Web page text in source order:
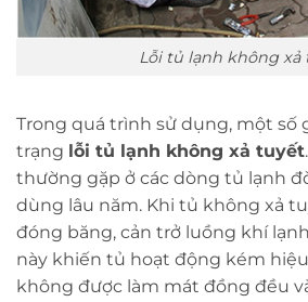
Lỗi tủ lạnh không xả
Trong quá trình sử dụng, một số
trạng lỗi tủ lạnh không xả tuyết
thường gặp ở các dòng tủ lạnh
dùng lâu năm. Khi tủ không xả
đóng băng, cản trở luồng khí
này khiến tủ hoạt động kém
không được làm mát đồng đều